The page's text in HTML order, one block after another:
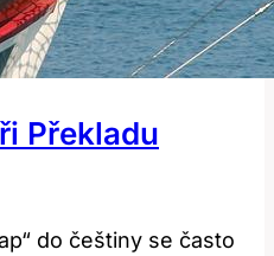
Překladu
do‍ češtiny se často